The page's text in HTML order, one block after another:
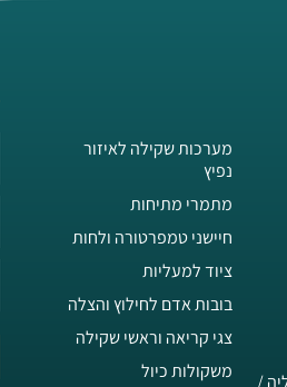
/
מערכות שקילה לאיזור
נפיץ
מתמרי מתיחות
חיישני טמפרטורה ולחות
ציוד למעליות
בובות אדם לחילוץ והצלה
צגי קריאה וראשי שקילה
משקולות כיול